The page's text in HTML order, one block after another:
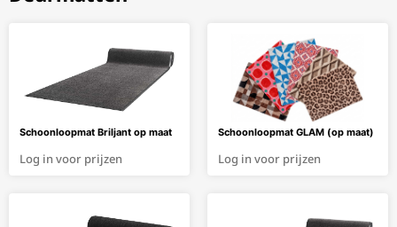
Schoonloopmat Briljant op maat
Log in voor prijzen
Schoonloopmat GLAM (op maat)
Log in voor prijzen